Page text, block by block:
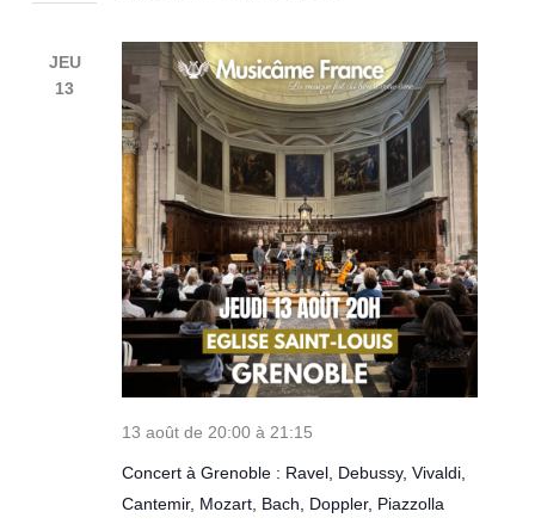
JEU
13
Concert à Grenoble : Ravel, Debussy, Vivaldi,
Cantemir, Mozart, Bach, Doppler, Piazzolla
13 août de 20:00 à 21:15